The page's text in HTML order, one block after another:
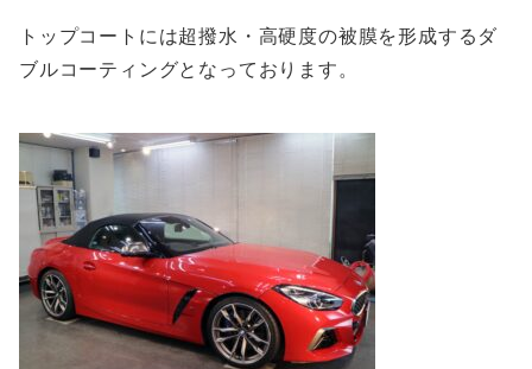
トップコートには超撥水・高硬度の被膜を形成するダ
ブルコーティングとなっております。